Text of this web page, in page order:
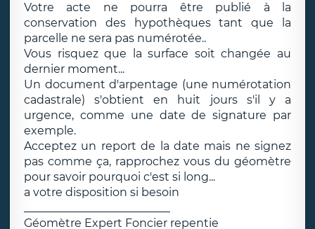
Votre acte ne pourra être publié à la
conservation des hypothèques tant que la
parcelle ne sera pas numérotée..
Vous risquez que la surface soit changée au
dernier moment...
Un document d'arpentage (une numérotation
cadastrale) s'obtient en huit jours s'il y a
urgence, comme une date de signature par
exemple.
Acceptez un report de la date mais ne signez
pas comme ça, rapprochez vous du géomètre
pour savoir pourquoi c'est si long...
a votre disposition si besoin
Géomètre Expert Foncier repentie